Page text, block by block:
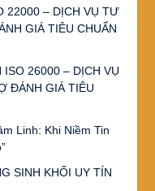
22000 – DỊCH VỤ TƯ
GIÁ TIÊU CHUẨN
26000 – DỊCH VỤ
ĐÁNH GIÁ TIÊU
Linh: Khi Niềm Tin
SINH KHỐI UY TÍN